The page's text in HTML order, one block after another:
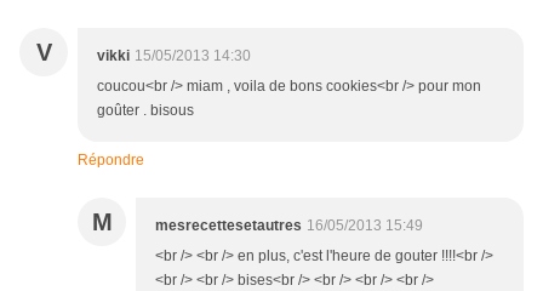
V vikki 15/05/2013 14:30
coucou<br /> miam , voila de bons cookies<br /> pour mon
goûter . bisous
Répondre
M mesrecettesetautres 16/05/2013 15:49
<br /> <br /> en plus, c'est l'heure de gouter !!!!<br />
<br /> <br /> bises<br /> <br /> <br /> <br />